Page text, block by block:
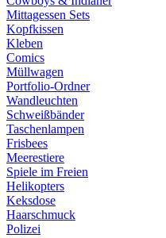
Mittagessen Sets
Kopfkissen
Kleben
Comics
Müllwagen
Portfolio-Ordner
Wandleuchten
Schweißbänder
Taschenlampen
Frisbees
Meerestiere
Spiele im Freien
Helikopters
Keksdose
Haarschmuck
Polizei